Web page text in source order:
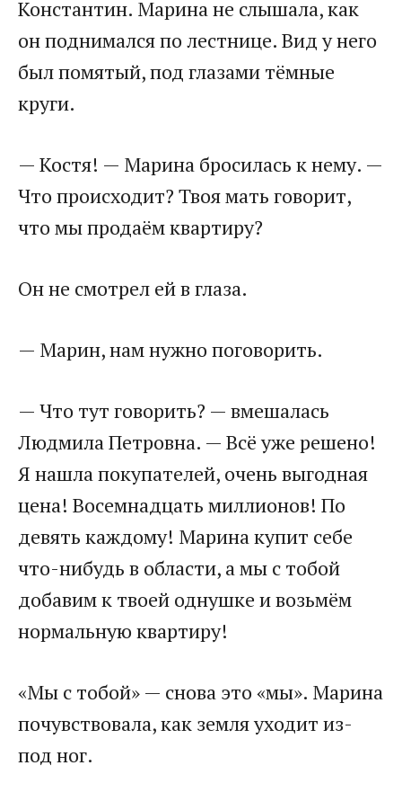
Константин. Марина не слышала, как
он поднимался по лестнице. Вид у него
был помятый, под глазами тёмные
круги.
— Костя! — Марина бросилась к нему. —
Что происходит? Твоя мать говорит,
что мы продаём квартиру?
Он не смотрел ей в глаза.
— Марин, нам нужно поговорить.
— Что тут говорить? — вмешалась
Людмила Петровна. — Всё уже решено!
Я нашла покупателей, очень выгодная
цена! Восемнадцать миллионов! По
девять каждому! Марина купит себе
что-нибудь в области, а мы с тобой
добавим к твоей однушке и возьмём
нормальную квартиру!
«Мы с тобой» — снова это «мы». Марина
почувствовала, как земля уходит из-
под ног.